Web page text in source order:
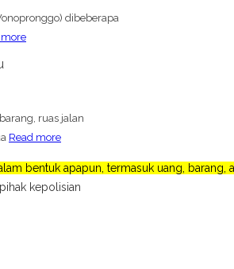
dibeberapa
more
ruas jalan
Read more
bentuk apapun, termasuk uang,
kepolisian